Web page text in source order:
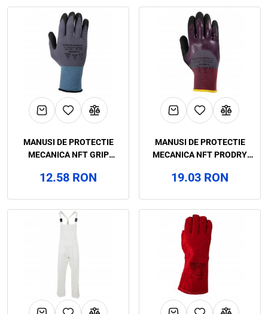
MANUSI DE PROTECTIE
MECANICA NFT GRIP
ART.C967 (1465)
12.58 RON
MANUSI DE PROTECTIE
MECANICA NFT PRODRY
ART.C968
19.03 RON